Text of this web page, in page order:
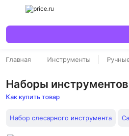
Главная Инструменты
Наборы
Как купить товар
Набор слесарного инструмента